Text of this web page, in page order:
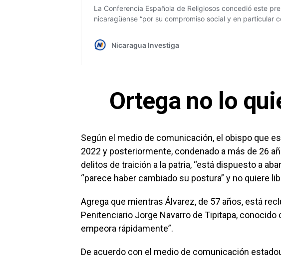
Ortega no lo
Según el medio de comunicación, el obispo que
2022 y posteriormente, condenado a más de 26
delitos de traición a la patria, “está dispuesto a
“parece haber cambiado su postura” y no quiere
Agrega que mientras Álvarez, de 57 años, está
Penitenciario Jorge Navarro de Tipitapa, conocido
empeora rápidamente”.
De acuerdo con el medio de comunicación